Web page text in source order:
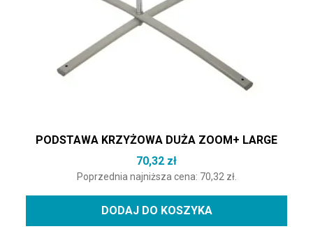
PODSTAWA KRZYŻOWA DUŻA ZOOM+ LARGE
70,32 zł
Poprzednia najniższa cena: 70,32 zł.
DODAJ DO KOSZYKA